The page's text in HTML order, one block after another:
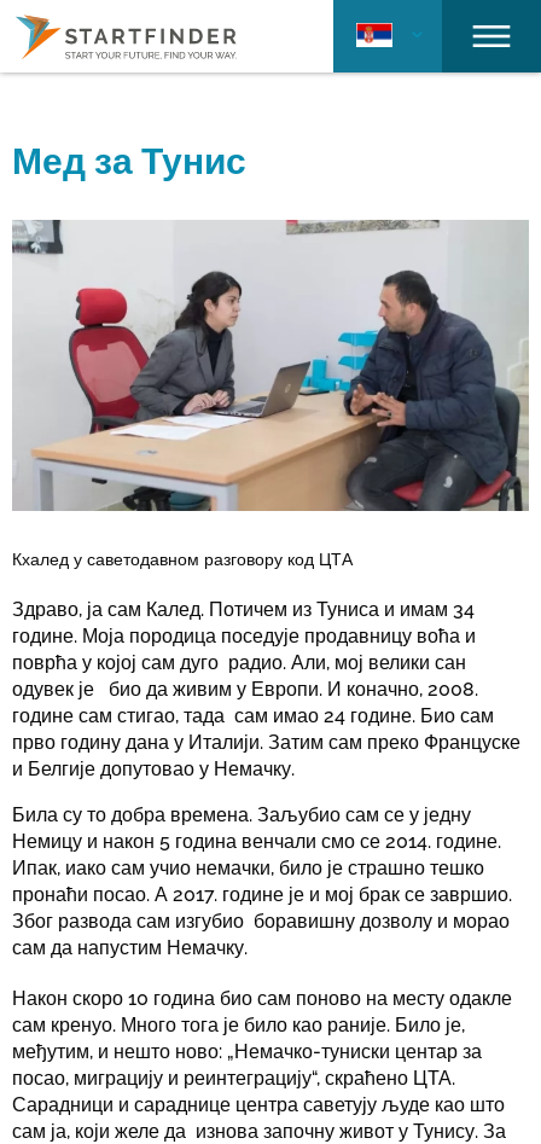
Мед за Тунис
Кхалед у саветодавном разговору код ЦТА
Здраво, ја сам Калед. Потичем из Туниса и имам 34
године. Моја породица поседује продавницу воћа и
поврћа у којој сам дуго радио. Али, мој велики сан
одувек је био да живим у Европи. И коначно, 2008.
године сам стигао, тада сам имао 24 године. Био сам
прво годину дана у Италији. Затим сам преко Француске
и Белгије допутовао у Немачку.
Била су то добра времена. Заљубио сам се у једну
Немицу и након 5 година венчали смо се 2014. године.
Ипак, иако сам учио немачки, било је страшно тешко
пронаћи посао. А 2017. године је и мој брак се завршио.
Због развода сам изгубио боравишну дозволу и морао
сам да напустим Немачку.
Након скоро 10 година био сам поново на месту одакле
сам кренуо. Много тога је било као раније. Било је,
међутим, и нешто ново: „Немачко-туниски центар за
посао, миграцију и реинтеграцију“, скраћено ЦТА.
Сарадници и сараднице центра саветују људе као што
сам ја, који желе да изнова започну живот у Тунису. За